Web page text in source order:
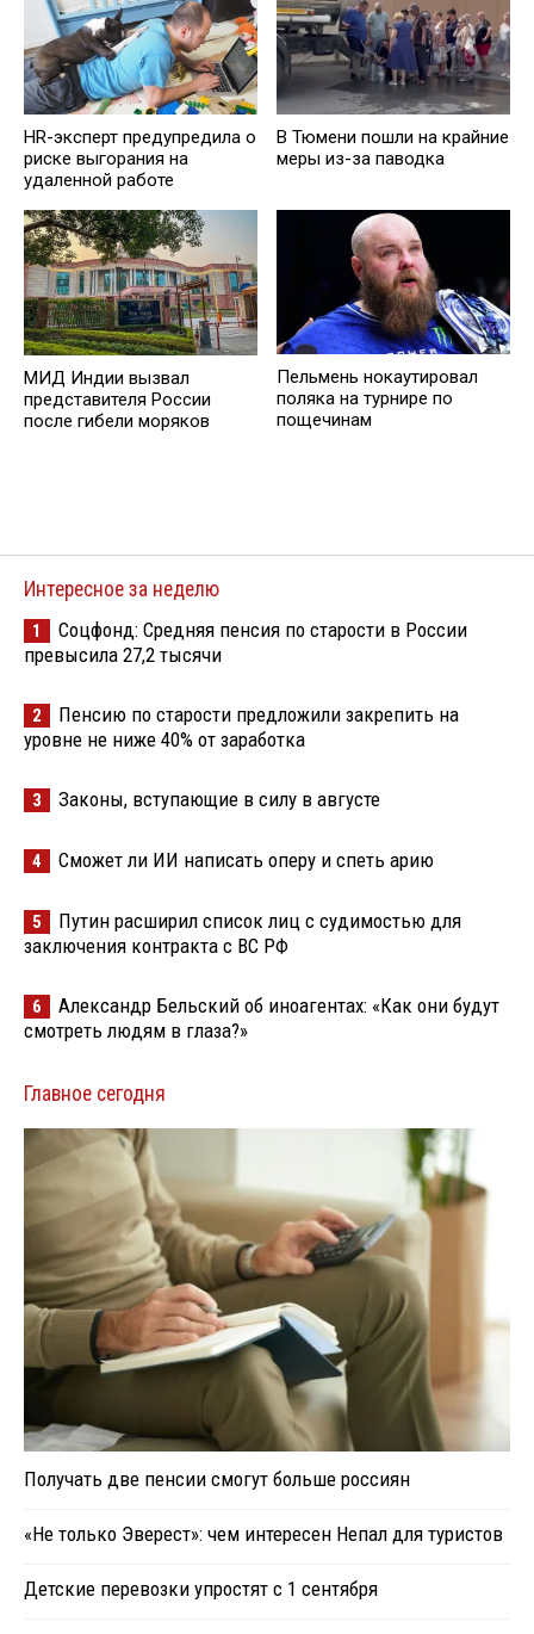
HR-эксперт предупредила о
риске выгорания на
удаленной работе
В Тюмени пошли на крайние
меры из-за паводка
МИД Индии вызвал
представителя России
после гибели моряков
Пельмень нокаутировал
поляка на турнире по
пощечинам
Интересное за неделю
1
Соцфонд: Средняя пенсия по старости в России
превысила 27,2 тысячи
2
Пенсию по старости предложили закрепить на
уровне не ниже 40% от заработка
3 Законы, вступающие в силу в августе
4 Сможет ли ИИ написать оперу и спеть арию
5
Путин расширил список лиц с судимостью для
заключения контракта с ВС РФ
6
Александр Бельский об иноагентах: «Как они будут
смотреть людям в глаза?»
Главное сегодня
Получать две пенсии смогут больше россиян
«Не только Эверест»: чем интересен Непал для туристов
Детские перевозки упростят с 1 сентября